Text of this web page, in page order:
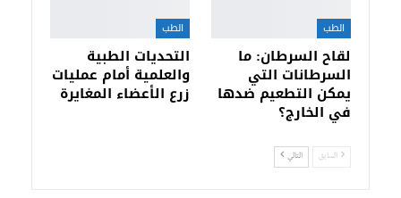
الطب
لقاح السرطان: ما
السرطانات التي
يمكن التطعيم ضدها
في الخارج؟
الطب
التحديات الطبية
والعلمية أمام عمليات
زرع الأعضاء المغايرة
السابق التالي